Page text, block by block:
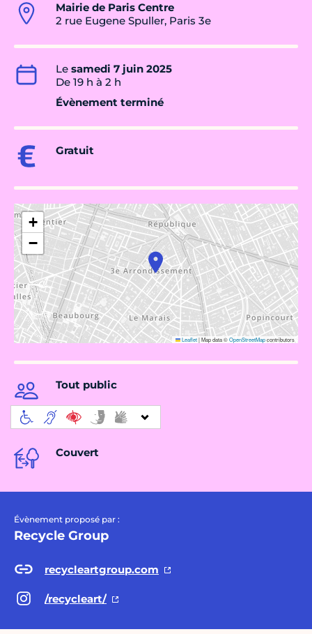
Mairie de Paris Centre
2 rue Eugene Spuller, Paris 3e
Le samedi 7 juin 2025
De 19 h à 2 h
Évènement terminé
Gratuit
+
−
Leaflet|Map data ©OpenStreetMapcontributors
Tout public
Couvert
Évènement proposé par :
Recycle Group
recycleartgroup.com
/recycleart/